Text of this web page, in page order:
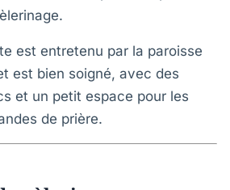
est entretenu par la paroisse
est bien soigné, avec des
et un petit espace pour les
de prière.